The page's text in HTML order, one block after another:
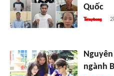
Quốc
ngành